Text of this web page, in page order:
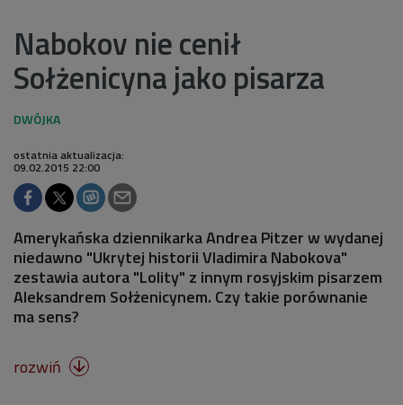
Nabokov nie cenił
Sołżenicyna jako pisarza
ostatnia aktualizacja:
09.02.2015 22:00
Amerykańska dziennikarka Andrea Pitzer w wydanej
niedawno "Ukrytej historii Vladimira Nabokova"
zestawia autora "Lolity" z innym rosyjskim pisarzem
Aleksandrem Sołżenicynem. Czy takie porównanie
ma sens?
rozwiń 